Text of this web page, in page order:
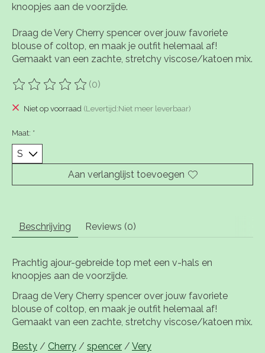
knoopjes aan de voorzijde.
Draag de Very Cherry spencer over jouw favoriete
blouse of coltop, en maak je outfit helemaal af!
Gemaakt van een zachte, stretchy viscose/katoen mix.
De beoordeling van dit product is
(0)
Niet op voorraad (Levertijd:Niet meer leverbaar)
Maat: *
Aan verlanglijst toevoegen
Beschrijving Reviews (0)
Prachtig ajour-gebreide top met een v-hals en
knoopjes aan de voorzijde.
Draag de Very Cherry spencer over jouw favoriete
blouse of coltop, en maak je outfit helemaal af!
Gemaakt van een zachte, stretchy viscose/katoen mix.
Besty / Cherry / spencer / Very